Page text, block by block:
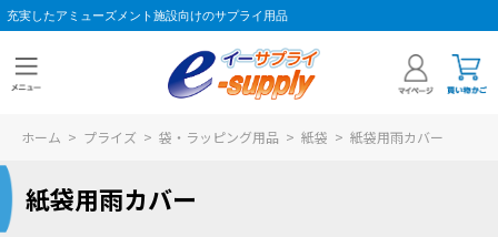
充実したアミューズメント施設向けのサプライ用品
ホーム > プライズ > 袋・ラッピング用品 > 紙袋 > 紙袋用雨カバー
紙袋用雨カバー